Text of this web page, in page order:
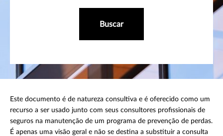
Buscar
Este documento é de natureza consultiva e é oferecido como um
recurso a ser usado junto com seus consultores profissionais de
seguros na manutenção de um programa de prevenção de perdas.
É apenas uma visão geral e não se destina a substituir a consulta